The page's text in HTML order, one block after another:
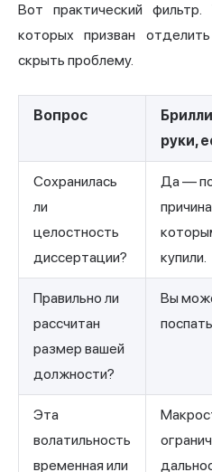
Вот практический
которых призван
скрыть проблему.
Вопрос
руки,
Сохранилась
ли
целостность
диссертации?
Да —
купили.
Правильно ли
рассчитан
размер вашей
должности?
Вы
поспать
Эта
волатильность
временная или